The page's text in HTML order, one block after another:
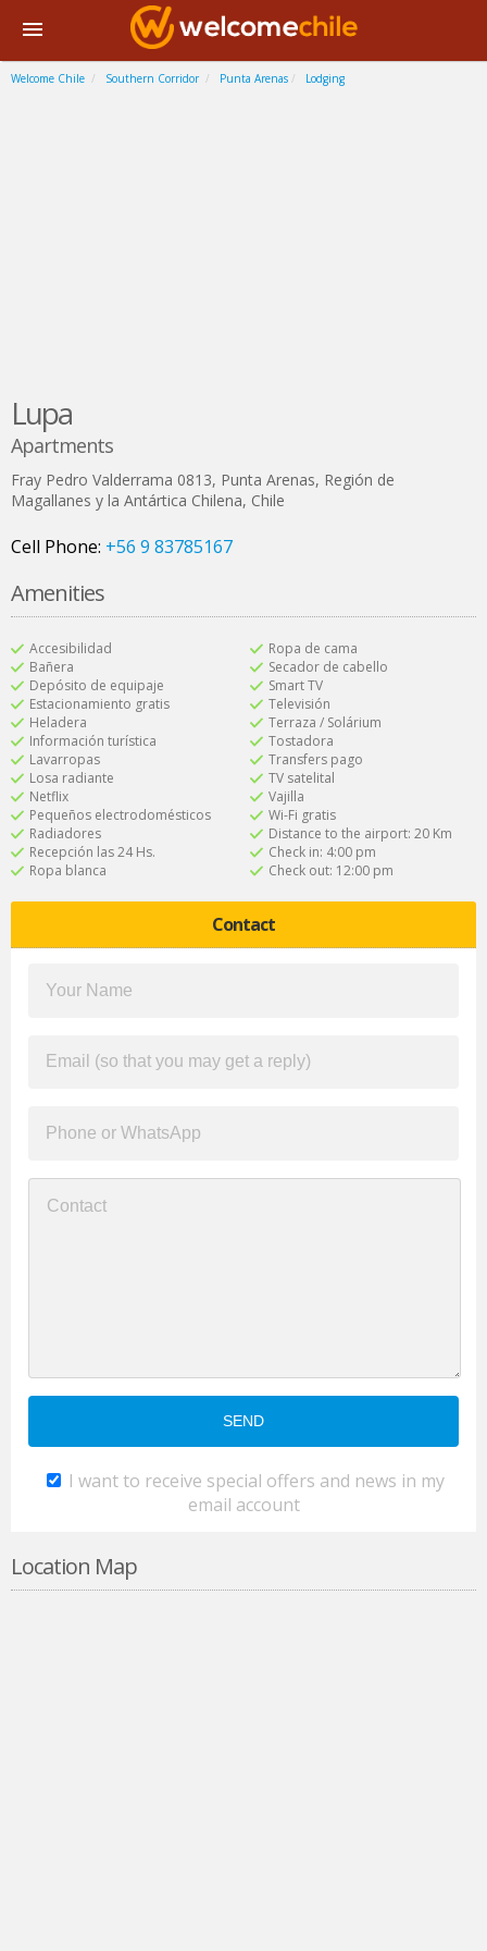
Welcome Chile Southern Corridor Punta Arenas Lodging
Lupa
Apartments
Fray Pedro Valderrama 0813, Punta Arenas, Región de
Magallanes y la Antártica Chilena, Chile
Cell Phone: +56 9 83785167
Amenities
Accesibilidad
Bañera
Depósito de equipaje
Estacionamiento gratis
Heladera
Información turística
Lavarropas
Losa radiante
Netflix
Pequeños electrodomésticos
Radiadores
Recepción las 24 Hs.
Ropa blanca
Ropa de cama
Secador de cabello
Smart TV
Televisión
Terraza / Solárium
Tostadora
Transfers pago
TV satelital
Vajilla
Wi-Fi gratis
Distance to the airport: 20 Km
Check in: 4:00 pm
Check out: 12:00 pm
Contact
I want to receive special offers and news in my
email account
Location Map